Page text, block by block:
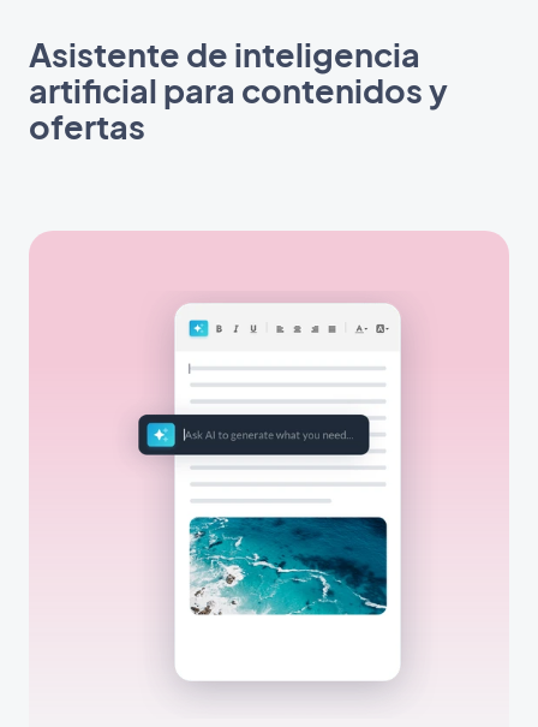
Asistente de inteligencia
artificial para contenidos y
ofertas